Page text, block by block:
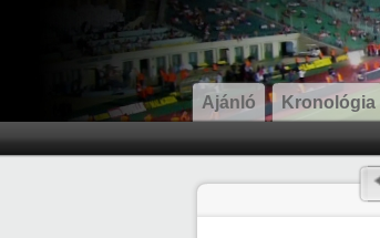
Ajánló Kronológia